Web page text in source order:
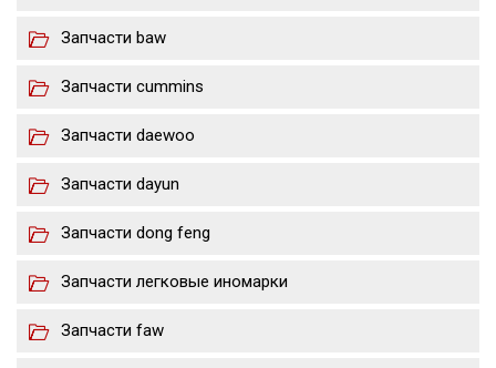
Запчасти baw
Запчасти cummins
Запчасти daewoo
Запчасти dayun
Запчасти dong feng
Запчасти легковые иномарки
Запчасти faw